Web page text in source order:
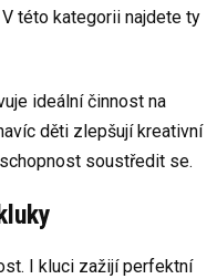
této kategorii najdete ty
ideální činnost na
děti zlepšují kreativní
soustředit se.
I kluci zažijí perfektní